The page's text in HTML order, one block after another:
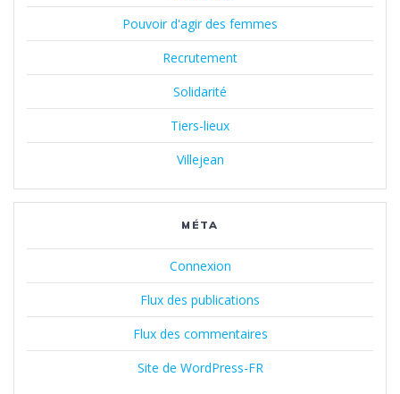
Pouvoir d'agir des femmes
Recrutement
Solidarité
Tiers-lieux
Villejean
MÉTA
Connexion
Flux des publications
Flux des commentaires
Site de WordPress-FR